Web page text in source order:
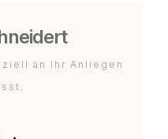
an Ihr Anliegen